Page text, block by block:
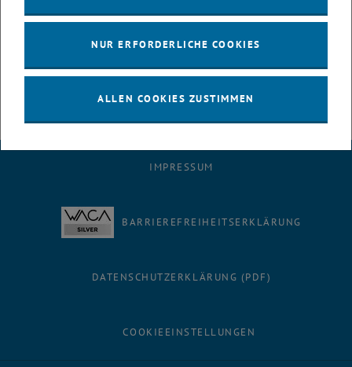
IMPRESSUM
BARRIEREFREIHEITSERKLÄRUNG
DATENSCHUTZERKLÄRUNG (PDF)
COOKIEEINSTELLUNGEN
NUR ERFORDERLICHE COOKIES
ALLEN COOKIES ZUSTIMMEN